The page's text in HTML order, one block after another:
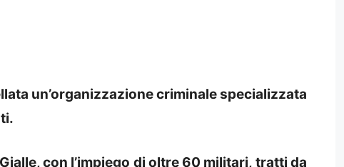
un’organizzazione criminale specializzata
con l’impiego di oltre 60 militari, tratti da